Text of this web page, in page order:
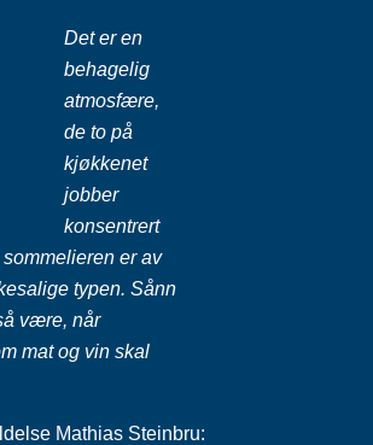
Det er en
behagelig
atmosfære,
de to på
kjøkkenet
jobber
konsentrert
er av
typen. Sånn
være, når
mat og vin skal
Mathias Steinbru: